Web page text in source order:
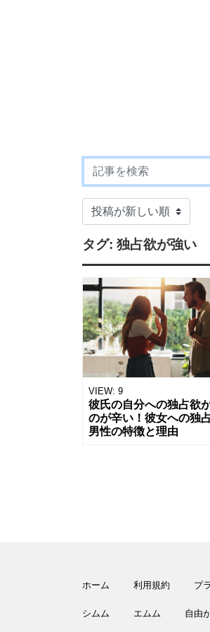
タグ: 独占欲が強い
VIEW: 9
彼氏の自分への独占欲
のが辛い！彼女への独
男性の特徴と理由
ホーム 利用規約 プ
シムム エムム 自由